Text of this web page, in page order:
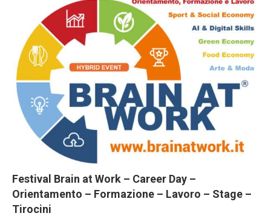
Festival Brain at Work – Career Day –
Orientamento – Formazione – Lavoro – Stage –
Tirocini